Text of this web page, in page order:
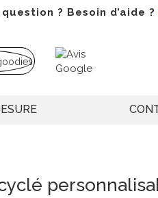
question ? Besoin d’aide ?